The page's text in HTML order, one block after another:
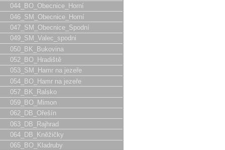
044_BO_Obecnice_Horní
046_SM_Obecnice_Horní
047_SM_Obecnice_Spodní
049_SM_Valec_spodni
050_BK_Bukovina
052_BO_Hradiště
053_SM_Hamr na jezeře
054_BO_Hamr na jezeře
057_BK_Ralsko
059_BO_Mimon
062_DB_Ořešín
063_DB_Rajhrad
064_DB_Kněžičky
065_BO_Kladruby